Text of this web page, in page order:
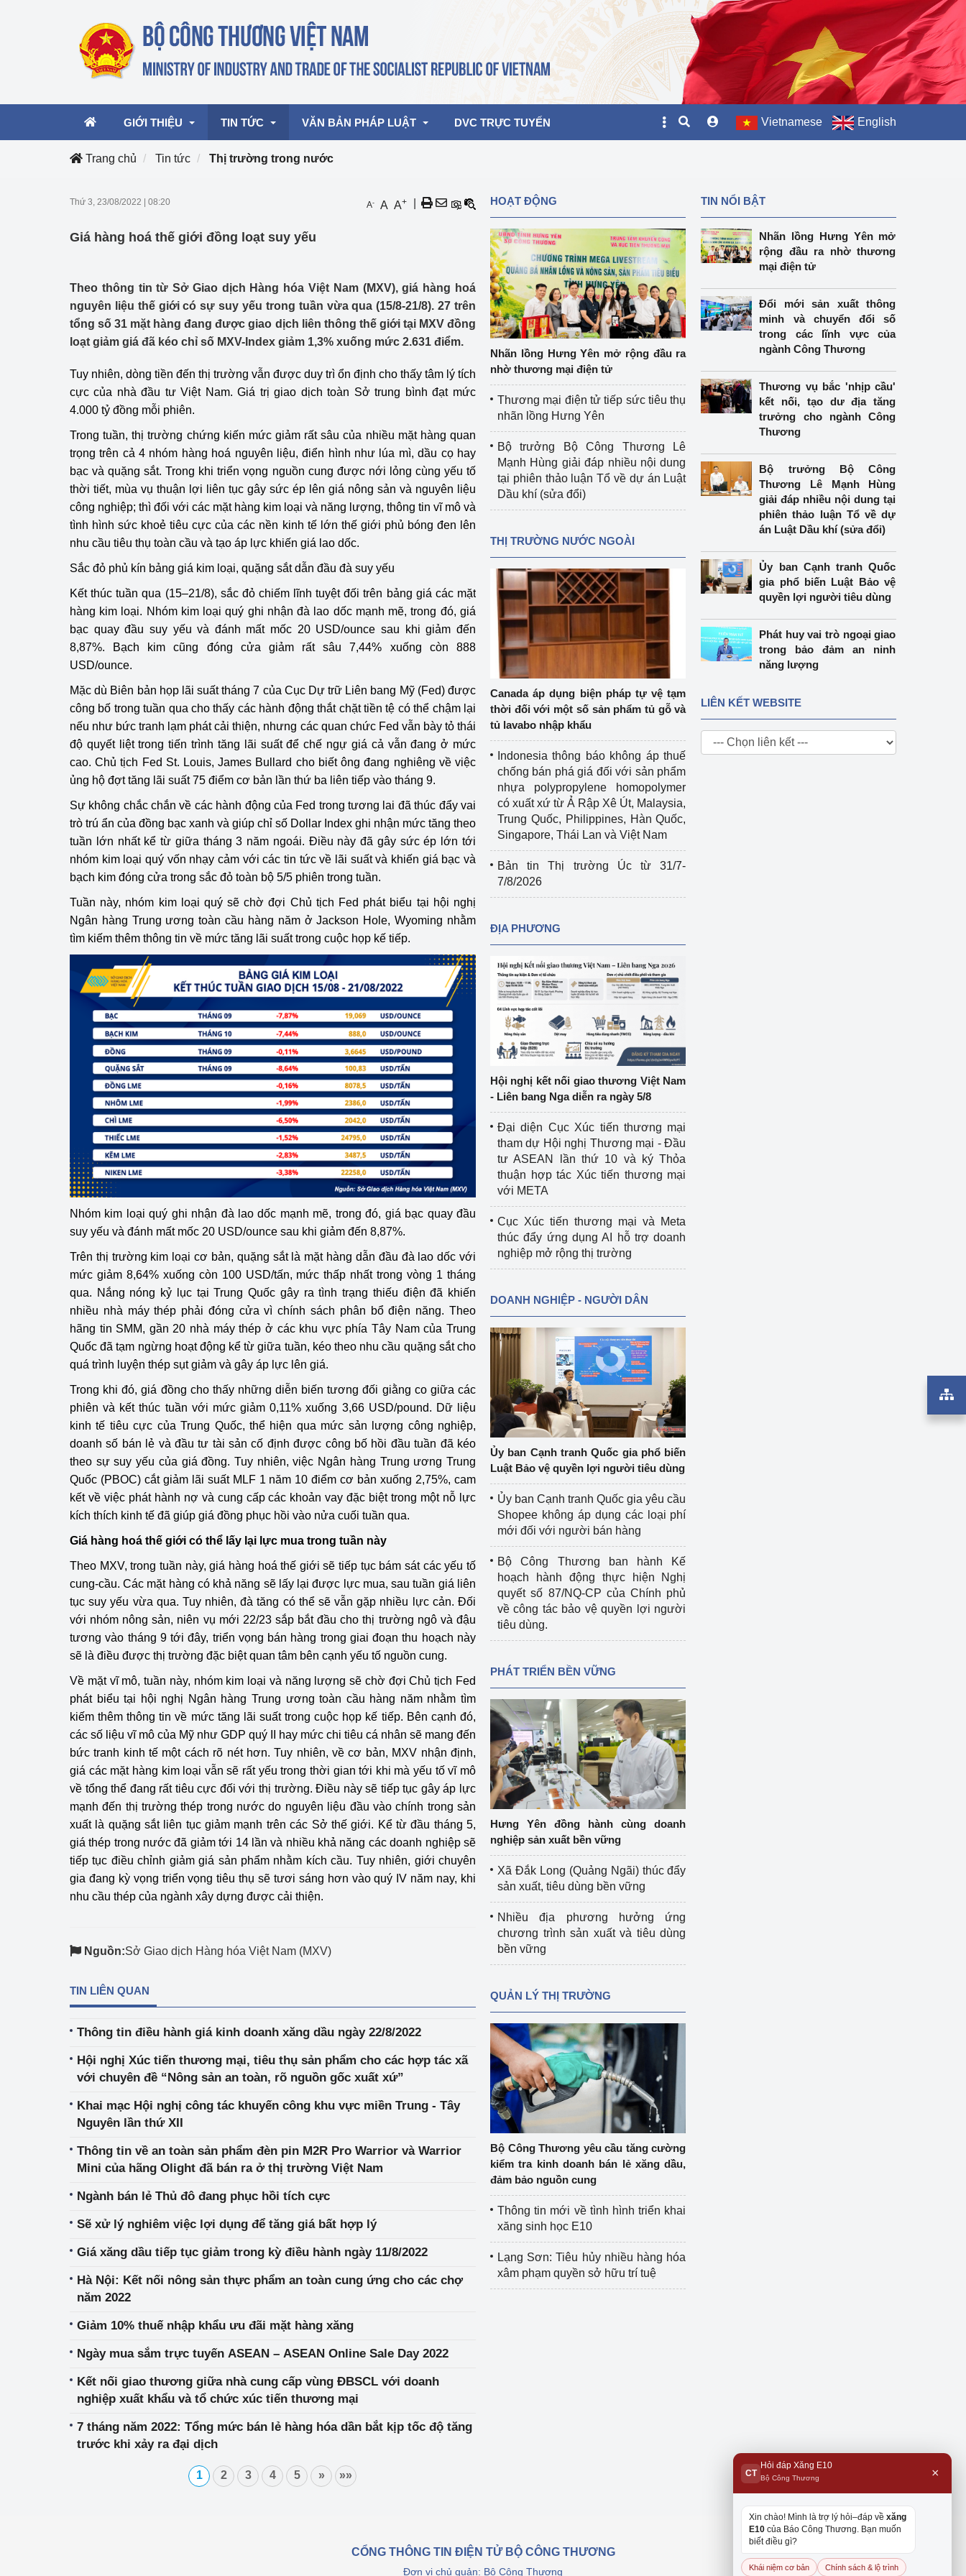
GIỚI THIỆU TIN TỨC
mại, Dịch vụ Việt Nam 2026
Hoạt động của Bộ trưởng
Công Thương - Công luận
Họp báo
Điểm báo
Lịch sử phát triển
Phát triển nguồn nhân lực
Phát triển bền vững
Tổ chức kiểm định
Tổ chức kiểm định kỹ thuật an toàn lao
động thuộc thẩm quyền quản lý của
Bộ Công Thương
Tổ chức được cấp GCN đăng ký, hoạt
động kiểm định thiết bị, dụng cụ điện
làm việc ở môi trường không có nguy
hiểm khí, bụi nổ
Cơ sở sản xuất, sửa chữa chai chứa
Tổ chức huấn luyện, bồi dưỡng
nghiệp vụ kiểm định kỹ thuật an toàn
lao động
Văn hóa ngành Công Thương
Tái cơ cấu ngành Công Thương
Quản lý thị trường
Sử dụng năng lượng tiết kiệm và
hiệu quả
Hiệu quả năng lượng
Khoa học, công nghệ và đổi mới sáng
tạo
Thông báo
Bảo vệ môi trường Video bảo vệ môi trường
Văn bản về môi trường
Đọc báo giúp bạn
Doanh nghiệp - Người dân
Xúc tiến thương mại Khu vực miền Bắc
Khu vực miền Nam
Thị trường châu Á – châu Phi
Thị trường trong nước
Đại hội XIV của Đảng vào cuộc sống
Phát triển công nghiệpCông nghiệp nền tảng
Chính sách
Sản xuất công nghiệp
Phát triển năng lượng
VĂN BẢN PHÁP LUẬT DVC TRỰC TUYẾN Vietnamese English
Trang chủ Tin tức Thị trường trong nước
Thứ 3, 23/08/2022 08:20 A- A A+
Giá hàng hoá thế giới đồng loạt suy yếu
Theo thông tin từ Sở Giao dịch Hàng hóa Việt Nam (MXV), giá hàng hoá
nguyên liệu thế giới có sự suy yếu trong tuần vừa qua (15/8-21/8). 27 trên
tổng số 31 mặt hàng đang được giao dịch liên thông thế giới tại MXV đồng
loạt giảm giá đã kéo chỉ số MXV-Index giảm 1,3% xuống mức 2.631 điểm.
Tuy nhiên, dòng tiền đến thị trường vẫn được duy trì ổn định cho thấy tâm lý tích
cực của nhà đầu tư Việt Nam. Giá trị giao dịch toàn Sở trung bình đạt mức
4.000 tỷ đồng mỗi phiên.
Trong tuần, thị trường chứng kiến mức giảm rất sâu của nhiều mặt hàng quan
trọng trên cả 4 nhóm hàng hoá nguyên liệu, điển hình như lúa mì, dầu cọ hay
bạc và quặng sắt. Trong khi triển vọng nguồn cung được nới lỏng cùng yếu tố
thời tiết, mùa vụ thuận lợi liên tục gây sức ép lên giá nông sản và nguyên liệu
công nghiệp; thì đối với các mặt hàng kim loại và năng lượng, thông tin vĩ mô và
tình hình sức khoẻ tiêu cực của các nền kinh tế lớn thế giới phủ bóng đen lên
nhu cầu tiêu thụ toàn cầu và tạo áp lực khiến giá lao dốc.
Sắc đỏ phủ kín bảng giá kim loại, quặng sắt dẫn đầu đà suy yếu
Kết thúc tuần qua (15–21/8), sắc đỏ chiếm lĩnh tuyệt đối trên bảng giá các mặt
hàng kim loại. Nhóm kim loại quý ghi nhận đà lao dốc mạnh mẽ, trong đó, giá
bạc quay đầu suy yếu và đánh mất mốc 20 USD/ounce sau khi giảm đến
8,87%. Bạch kim cũng đóng cửa giảm rất sâu 7,44% xuống còn 888
USD/ounce.
Mặc dù Biên bản họp lãi suất tháng 7 của Cục Dự trữ Liên bang Mỹ (Fed) được
công bố trong tuần qua cho thấy các hành động thắt chặt tiền tệ có thể chậm lại
nếu như bức tranh lạm phát cải thiện, nhưng các quan chức Fed vẫn bày tỏ thái
độ quyết liệt trong tiến trình tăng lãi suất để chế ngự giá cả vẫn đang ở mức
cao. Chủ tịch Fed St. Louis, James Bullard cho biết ông đang nghiêng về việc
ủng hộ đợt tăng lãi suất 75 điểm cơ bản lần thứ ba liên tiếp vào tháng 9.
Sự không chắc chắn về các hành động của Fed trong tương lai đã thúc đẩy vai
trò trú ẩn của đồng bạc xanh và giúp chỉ số Dollar Index ghi nhận mức tăng theo
tuần lớn nhất kể từ giữa tháng 3 năm ngoái. Điều này đã gây sức ép lớn tới
nhóm kim loại quý vốn nhạy cảm với các tin tức về lãi suất và khiến giá bạc và
bạch kim đóng cửa trong sắc đỏ toàn bộ 5/5 phiên trong tuần.
Tuần này, nhóm kim loại quý sẽ chờ đợi Chủ tịch Fed phát biểu tại hội nghị
Ngân hàng Trung ương toàn cầu hàng năm ở Jackson Hole, Wyoming nhằm
tìm kiếm thêm thông tin về mức tăng lãi suất trong cuộc họp kế tiếp.
Nhóm kim loại quý ghi nhận đà lao dốc mạnh mẽ, trong đó, giá bạc quay đầu
suy yếu và đánh mất mốc 20 USD/ounce sau khi giảm đến 8,87%.
Trên thị trường kim loại cơ bản, quặng sắt là mặt hàng dẫn đầu đà lao dốc với
mức giảm 8,64% xuống còn 100 USD/tấn, mức thấp nhất trong vòng 1 tháng
qua. Nắng nóng kỷ lục tại Trung Quốc gây ra tình trạng thiếu điện đã khiến
nhiều nhà máy thép phải đóng cửa vì chính sách phân bổ điện năng. Theo
hãng tin SMM, gần 20 nhà máy thép ở các khu vực phía Tây Nam của Trung
Quốc đã tạm ngừng hoạt động kể từ giữa tuần, kéo theo nhu cầu quặng sắt cho
quá trình luyện thép sụt giảm và gây áp lực lên giá.
Trong khi đó, giá đồng cho thấy những diễn biến tương đối giằng co giữa các
phiên và kết thúc tuần với mức giảm 0,11% xuống 3,66 USD/pound. Dữ liệu
kinh tế tiêu cực của Trung Quốc, thể hiện qua mức sản lượng công nghiệp,
doanh số bán lẻ và đầu tư tài sản cố định được công bố hồi đầu tuần đã kéo
theo sự suy yếu của giá đồng. Tuy nhiên, việc Ngân hàng Trung ương Trung
Quốc (PBOC) cắt giảm lãi suất MLF 1 năm 10 điểm cơ bản xuống 2,75%, cam
kết về việc phát hành nợ và cung cấp các khoản vay đặc biệt trong một nỗ lực
kích thích kinh tế đã giúp giá đồng phục hồi vào nửa cuối tuần qua.
Giá hàng hoá thế giới có thể lấy lại lực mua trong tuần này
Theo MXV, trong tuần này, giá hàng hoá thế giới sẽ tiếp tục bám sát các yếu tố
cung-cầu. Các mặt hàng có khả năng sẽ lấy lại được lực mua, sau tuần giá liên
tục suy yếu vừa qua. Tuy nhiên, đà tăng có thể sẽ vẫn gặp nhiều lực cản. Đối
với nhóm nông sản, niên vụ mới 22/23 sắp bắt đầu cho thị trường ngô và đậu
tương vào tháng 9 tới đây, triển vọng bán hàng trong giai đoạn thu hoạch này
sẽ là điều được thị trường đặc biệt quan tâm bên cạnh yếu tố nguồn cung.
Về mặt vĩ mô, tuần này, nhóm kim loại và năng lượng sẽ chờ đợi Chủ tịch Fed
phát biểu tại hội nghị Ngân hàng Trung ương toàn cầu hàng năm nhằm tìm
kiếm thêm thông tin về mức tăng lãi suất trong cuộc họp kế tiếp. Bên cạnh đó,
các số liệu vĩ mô của Mỹ như GDP quý II hay mức chi tiêu cá nhân sẽ mang đến
bức tranh kinh tế một cách rõ nét hơn. Tuy nhiên, về cơ bản, MXV nhận định,
giá các mặt hàng kim loại vẫn sẽ rất yếu trong thời gian tới khi mà yếu tố vĩ mô
về tổng thể đang rất tiêu cực đối với thị trường. Điều này sẽ tiếp tục gây áp lực
mạnh đến thị trường thép trong nước do nguyên liệu đầu vào chính trong sản
xuất là quặng sắt liên tục giảm mạnh trên các Sở thế giới. Kể từ đầu tháng 5,
giá thép trong nước đã giảm tới 14 lần và nhiều khả năng các doanh nghiệp sẽ
tiếp tục điều chỉnh giảm giá sản phẩm nhằm kích cầu. Tuy nhiên, giới chuyên
gia đang kỳ vọng triển vọng tiêu thụ sẽ tươi sáng hơn vào quý IV năm nay, khi
nhu cầu thép của ngành xây dựng được cải thiện.
Nguồn:Sở Giao dịch Hàng hóa Việt Nam (MXV)
TIN LIÊN QUAN
Thông tin điều hành giá kinh doanh xăng dầu ngày 22/8/2022
Hội nghị Xúc tiến thương mại, tiêu thụ sản phẩm cho các hợp tác xã
với chuyên đề “Nông sản an toàn, rõ nguồn gốc xuất xứ”
Khai mạc Hội nghị công tác khuyến công khu vực miền Trung - Tây
Nguyên lần thứ XII
Thông tin về an toàn sản phẩm đèn pin M2R Pro Warrior và Warrior
Mini của hãng Olight đã bán ra ở thị trường Việt Nam
Ngành bán lẻ Thủ đô đang phục hồi tích cực
Sẽ xử lý nghiêm việc lợi dụng để tăng giá bất hợp lý
Giá xăng dầu tiếp tục giảm trong kỳ điều hành ngày 11/8/2022
Hà Nội: Kết nối nông sản thực phẩm an toàn cung ứng cho các chợ
năm 2022
Giảm 10% thuế nhập khẩu ưu đãi mặt hàng xăng
Ngày mua sắm trực tuyến ASEAN – ASEAN Online Sale Day 2022
Kết nối giao thương giữa nhà cung cấp vùng ĐBSCL với doanh
nghiệp xuất khẩu và tổ chức xúc tiến thương mại
7 tháng năm 2022: Tổng mức bán lẻ hàng hóa dần bắt kịp tốc độ tăng
trước khi xảy ra đại dịch
1 2 3 4 5 » »»
HOẠT ĐỘNG
Nhãn lồng Hưng Yên mở rộng đầu ra
nhờ thương mại điện tử
Thương mại điện tử tiếp sức tiêu thụ
nhãn lồng Hưng Yên
Bộ trưởng Bộ Công Thương Lê
Mạnh Hùng giải đáp nhiều nội dung
tại phiên thảo luận Tổ về dự án Luật
Dầu khí (sửa đổi)
THỊ TRƯỜNG NƯỚC NGOÀI
Canada áp dụng biện pháp tự vệ tạm
thời đối với một số sản phẩm tủ gỗ và
tủ lavabo nhập khẩu
Indonesia thông báo không áp thuế
chống bán phá giá đối với sản phẩm
nhựa polypropylene homopolymer
có xuất xứ từ Ả Rập Xê Út, Malaysia,
Trung Quốc, Philippines, Hàn Quốc,
Singapore, Thái Lan và Việt Nam
Bản tin Thị trường Úc từ 31/7-
7/8/2026
ĐỊA PHƯƠNG
Hội nghị kết nối giao thương Việt Nam
- Liên bang Nga diễn ra ngày 5/8
Đại diện Cục Xúc tiến thương mại
tham dự Hội nghị Thương mại - Đầu
tư ASEAN lần thứ 10 và ký Thỏa
thuận hợp tác Xúc tiến thương mại
với META
Cục Xúc tiến thương mại và Meta
thúc đẩy ứng dụng AI hỗ trợ doanh
nghiệp mở rộng thị trường
DOANH NGHIỆP - NGƯỜI DÂN
Ủy ban Cạnh tranh Quốc gia phổ biến
Luật Bảo vệ quyền lợi người tiêu dùng
Ủy ban Cạnh tranh Quốc gia yêu cầu
Shopee không áp dụng các loại phí
mới đối với người bán hàng
Bộ Công Thương ban hành Kế
hoạch hành động thực hiện Nghị
quyết số 87/NQ-CP của Chính phủ
về công tác bảo vệ quyền lợi người
tiêu dùng.
PHÁT TRIỂN BỀN VỮNG
Hưng Yên đồng hành cùng doanh
nghiệp sản xuất bền vững
Xã Đắk Long (Quảng Ngãi) thúc đẩy
sản xuất, tiêu dùng bền vững
Nhiều địa phương hưởng ứng
chương trình sản xuất và tiêu dùng
bền vững
QUẢN LÝ THỊ TRƯỜNG
Bộ Công Thương yêu cầu tăng cường
kiểm tra kinh doanh bán lẻ xăng dầu,
đảm bảo nguồn cung
Thông tin mới về tình hình triển khai
xăng sinh học E10
Lạng Sơn: Tiêu hủy nhiều hàng hóa
xâm phạm quyền sở hữu trí tuệ
TIN NỔI BẬT
Nhãn lồng Hưng Yên mở
rộng đầu ra nhờ thương
mại điện tử
Đổi mới sản xuất thông
minh và chuyển đổi số
trong các lĩnh vực của
ngành Công Thương
Thương vụ bắc 'nhịp cầu'
kết nối, tạo dư địa tăng
trưởng cho ngành Công
Thương
Bộ trưởng Bộ Công
Thương Lê Mạnh Hùng
giải đáp nhiều nội dung tại
phiên thảo luận Tổ về dự
án Luật Dầu khí (sửa đổi)
Ủy ban Cạnh tranh Quốc
gia phổ biến Luật Bảo vệ
quyền lợi người tiêu dùng
Phát huy vai trò ngoại giao
trong bảo đảm an ninh
năng lượng
LIÊN KẾT WEBSITE
CỔNG THÔNG TIN ĐIỆN TỬ BỘ CÔNG THƯƠNG
Đơn vị chủ quản: Bộ Công Thương
CT
Hỏi đáp Xăng E10
Bộ Công Thương ×
Xin chào! Mình là trợ lý hỏi–đáp về xăng
E10 của Báo Công Thương. Bạn muốn
biết điều gì?
Khái niệm cơ bản Chính sách & lộ trình